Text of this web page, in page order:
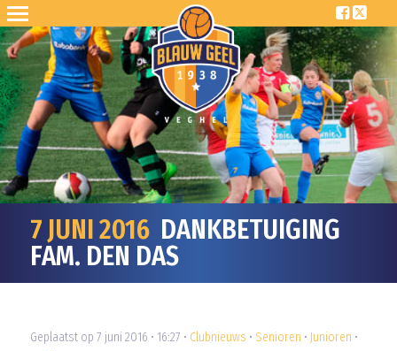
7 JUNI 2016DANKBETUIGING
FAM. DEN DAS
Geplaatst op 7 juni 2016 • 16:27 • Clubnieuws • Senioren • Junioren •